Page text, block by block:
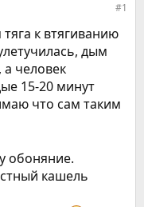
#1
к втягиванию
дым
человек
15-20 минут
что сам таким
обоняние.
кашель